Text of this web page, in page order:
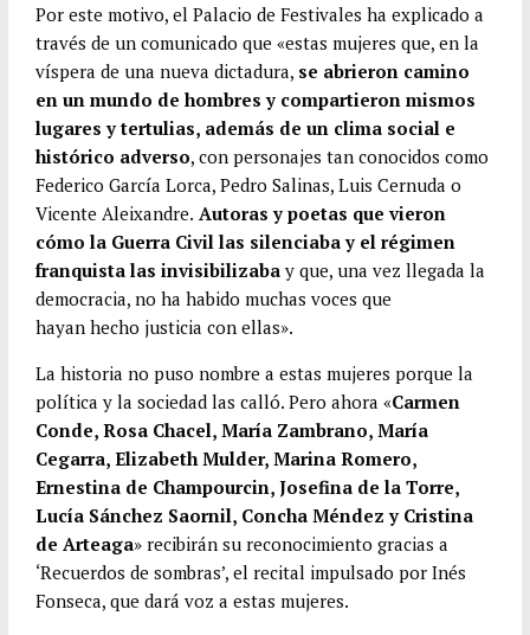
Por este motivo, el Palacio de Festivales ha explicado a
través de un comunicado que «estas mujeres que, en la
víspera de una nueva dictadura, se abrieron camino
en un mundo de hombres y compartieron mismos
lugares y tertulias, además de un clima social e
histórico adverso, con personajes tan conocidos como
Federico García Lorca, Pedro Salinas, Luis Cernuda o
Vicente Aleixandre. Autoras y poetas que vieron
cómo la Guerra Civil las silenciaba y el régimen
franquista las invisibilizaba y que, una vez llegada la
democracia, no ha habido muchas voces que
hayan hecho justicia con ellas».
La historia no puso nombre a estas mujeres porque la
política y la sociedad las calló. Pero ahora «Carmen
Conde, Rosa Chacel, María Zambrano, María
Cegarra, Elizabeth Mulder, Marina Romero,
Ernestina de Champourcin, Josefina de la Torre,
Lucía Sánchez Saornil, Concha Méndez y Cristina
de Arteaga» recibirán su reconocimiento gracias a
‘Recuerdos de sombras’, el recital impulsado por Inés
Fonseca, que dará voz a estas mujeres.